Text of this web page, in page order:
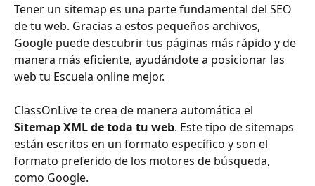
Tener un sitemap es una parte fundamental del SEO
de tu web. Gracias a estos pequeños archivos,
Google puede descubrir tus páginas más rápido y de
manera más eficiente, ayudándote a posicionar las
web tu Escuela online mejor.
ClassOnLive te crea de manera automática el
Sitemap XML de toda tu web. Este tipo de sitemaps
están escritos en un formato específico y son el
formato preferido de los motores de búsqueda,
como Google.